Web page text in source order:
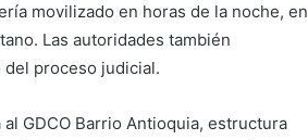
movilizado en horas de la noche, en
Las autoridades también
proceso judicial.
GDCO Barrio Antioquia, estructura